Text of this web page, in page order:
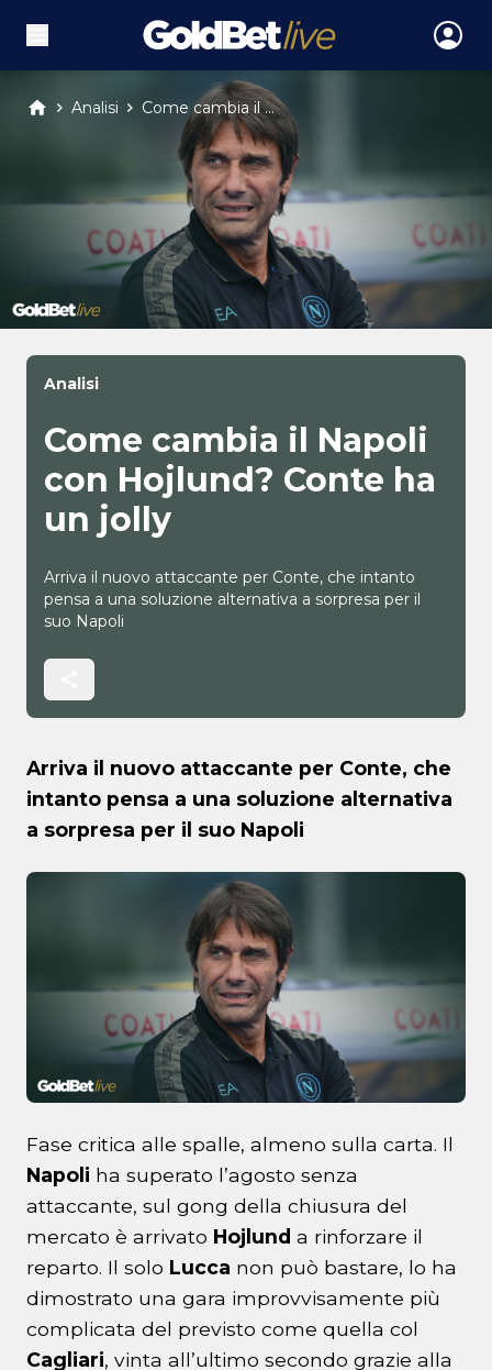
Analisi Come cambia il ...
Analisi
Come cambia il Napoli
con Hojlund? Conte ha
un jolly
Arriva il nuovo attaccante per Conte, che intanto
pensa a una soluzione alternativa a sorpresa per il
suo Napoli
Arriva il nuovo attaccante per Conte, che
intanto pensa a una soluzione alternativa
a sorpresa per il suo Napoli
Fase critica alle spalle, almeno sulla carta. Il
Napoli ha superato l’agosto senza
attaccante, sul gong della chiusura del
mercato è arrivato Hojlund a rinforzare il
reparto. Il solo Lucca non può bastare, lo ha
dimostrato una gara improvvisamente più
complicata del previsto come quella col
Cagliari, vinta all’ultimo secondo grazie alla